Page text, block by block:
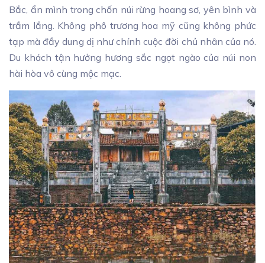
Bắc, ẩn mình trong chốn núi rừng hoang sơ, yên bình và
trầm lắng. Không phô trương hoa mỹ cũng không phức
tạp mà đầy dung dị như chính cuộc đời chủ nhân của nó.
Du khách tận hưởng hương sắc ngọt ngào của núi non
hài hòa vô cùng mộc mạc.